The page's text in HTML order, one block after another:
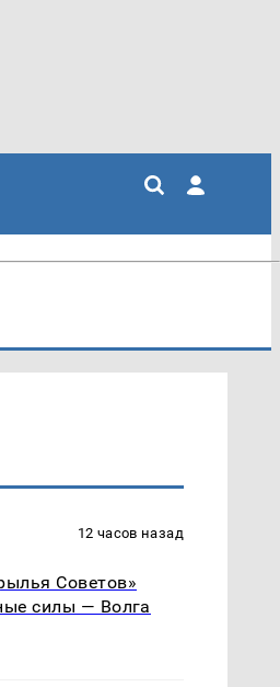
12 часов назад
Советов»
силы — Волга